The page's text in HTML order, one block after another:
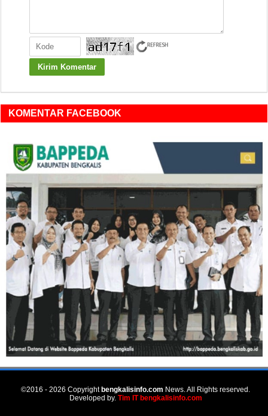
KOMENTAR FACEBOOK
©2016 - 2026 Copyright bengkalisinfo.com News. All Rights reserved.
Developed by. Tim IT bengkalisinfo.com